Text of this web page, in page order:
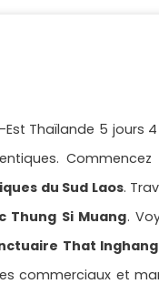
Thaïlande 5 jours
Commencez
du Sud Laos.
Thung Si Muang.
That Inghang
commerciaux et